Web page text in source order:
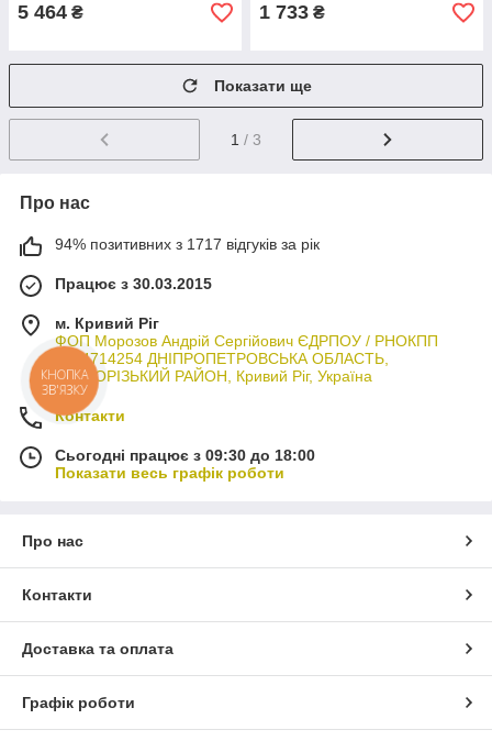
5 464 ₴ 1 733 ₴
Показати ще
1 / 3
Про нас
94% позитивних з 1717 відгуків за рік
Працює з 30.03.2015
м. Кривий Ріг
ФОП Морозов Андрій Сергійович ЄДРПОУ / РНОКПП
3044714254 ДНІПРОПЕТРОВСЬКА ОБЛАСТЬ,
КРИВОРІЗЬКИЙ РАЙОН, Кривий Ріг, Україна
Контакти
Сьогодні працює з 09:30 до 18:00
Показати весь графік роботи
Про нас
Контакти
Доставка та оплата
Графік роботи
КНОПКА
ЗВ'ЯЗКУ